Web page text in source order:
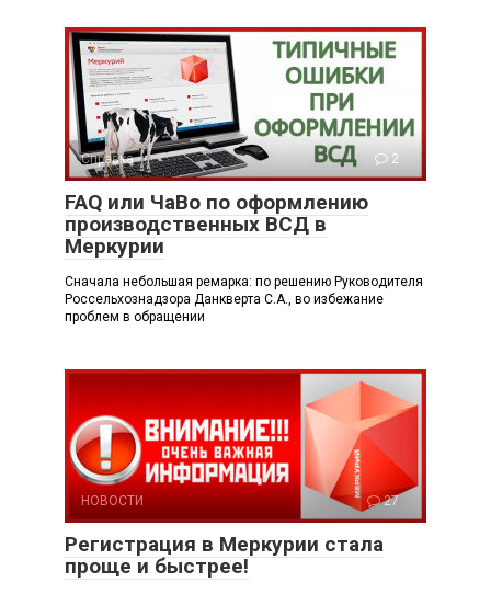
Справка 2
FAQ или ЧаВо по оформлению
производственных ВСД в
Меркурии
Сначала небольшая ремарка: по решению Руководителя
Россельхознадзора Данкверта С.А., во избежание
проблем в обращении
НОВОСТИ 27
Регистрация в Меркурии стала
проще и быстрее!